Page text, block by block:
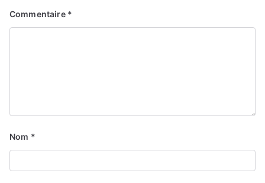
Commentaire *
Nom *